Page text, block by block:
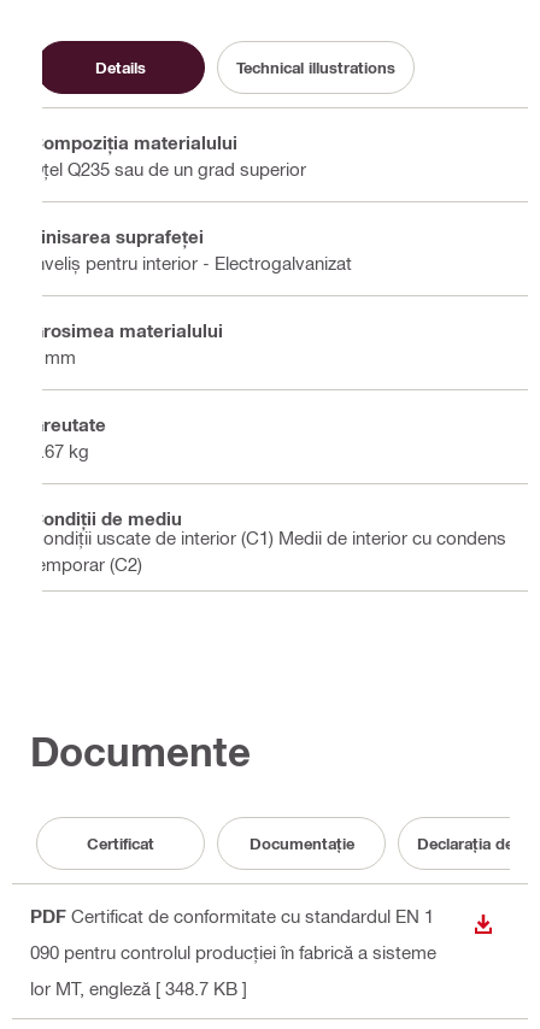
Details Technical illustrations
Compoziţia materialului
Oțel Q235 sau de un grad superior
Finisarea suprafeţei
Înveliș pentru interior - Electrogalvanizat
Grosimea materialului
5 mm
Greutate
0.67 kg
Condiţii de mediu
Condiții uscate de interior (C1) Medii de interior cu condens
temporar (C2)
Documente
Certificat Documentaţie Declarația de
PDF Certificat de conformitate cu standardul EN 1
090 pentru controlul producției în fabrică a sisteme
lor MT, engleză [ 348.7 KB ]